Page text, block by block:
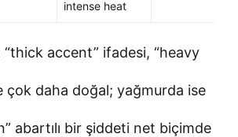
intense heat
“thick accent” ifadesi, “heavy
çok daha doğal; yağmurda ise
abartılı bir şiddeti net biçimde